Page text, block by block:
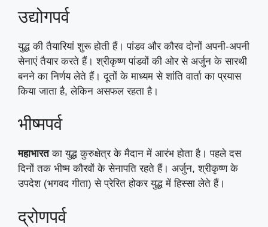
उद्योगपर्व
युद्ध की तैयारियां शुरू होती हैं। पांडव और कौरव दोनों अपनी-अपनी
सेनाएं तैयार करते हैं। श्रीकृष्ण पांडवों की ओर से अर्जुन के सारथी
बनने का निर्णय लेते हैं। दूतों के माध्यम से शांति वार्ता का प्रयास
किया जाता है, लेकिन असफल रहता है।
भीष्मपर्व
महाभारतका युद्ध कुरुक्षेत्र के मैदान में आरंभ होता है। पहले दस
दिनों तक भीष्म कौरवों के सेनापति रहते हैं। अर्जुन, श्रीकृष्ण के
उपदेश (भगवद गीता) से प्रेरित होकर युद्ध में हिस्सा लेते हैं।
द्रोणपर्व